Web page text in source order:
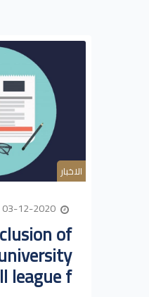
الاخبار
of
f...